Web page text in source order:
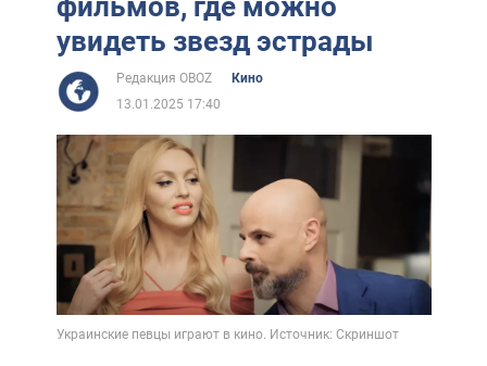
увидеть звезд эстрады
Редакция OBOZ
Кино
13.01.2025 17:40
Украинские певцы играют в кино. Источник: Скриншот